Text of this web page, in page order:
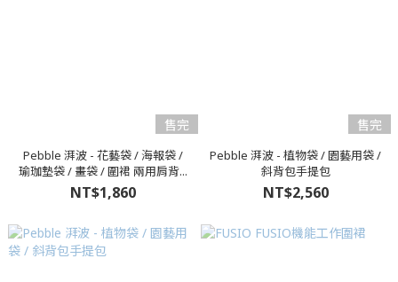
售完
Pebble 湃波 - 花藝袋 / 海報袋 /
瑜珈墊袋 / 畫袋 / 圍裙 兩用肩背...
NT$1,860
售完
Pebble 湃波 - 植物袋 / 園藝用袋 /
斜背包手提包
NT$2,560